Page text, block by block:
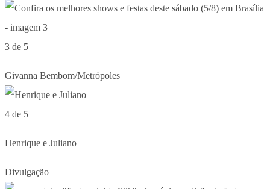
3 de 5
Givanna Bembom/Metrópoles
4 de 5
Henrique e Juliano
Divulgação